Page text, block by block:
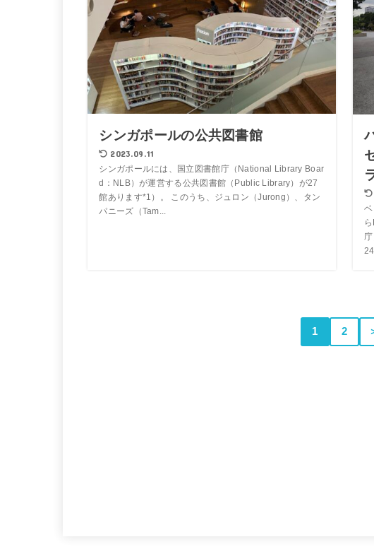
シンガポールの公共図書館
2023.09.11
シンガポールには、国立図書館庁（National Library Boar
d：NLB）が運営する公共図書館（Public Library）が27
館あります*1）。 このうち、ジュロン（Jurong）、タン
パニーズ（Tam...
1 2